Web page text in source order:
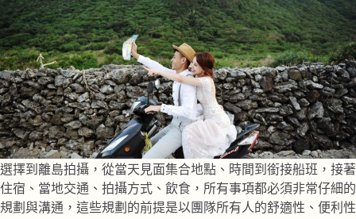
選擇到離島拍攝，從當天見面集合地點、時間到銜接船班，接著
住宿、當地交通、拍攝方式、飲食，所有事項都必須非常仔細的
規劃與溝通，這些規劃的前提是以團隊所有人的舒適性、便利性